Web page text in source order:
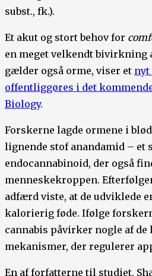
subst., fk.).
Et akut og stort behov for
en meget velkendt bivirkning
gælder også orme, viser et nyt
offentliggøres i det
Biology.
Forskerne lagde ormene i
lignende stof anandamid – et
endocannabinoid, der også
menneskekroppen.
adfærd viste, at de udviklede
kalorierig føde. Ifølge
cannabis påvirker nogle af
mekanismer, der regulerer
En af forfatterne til studiet,